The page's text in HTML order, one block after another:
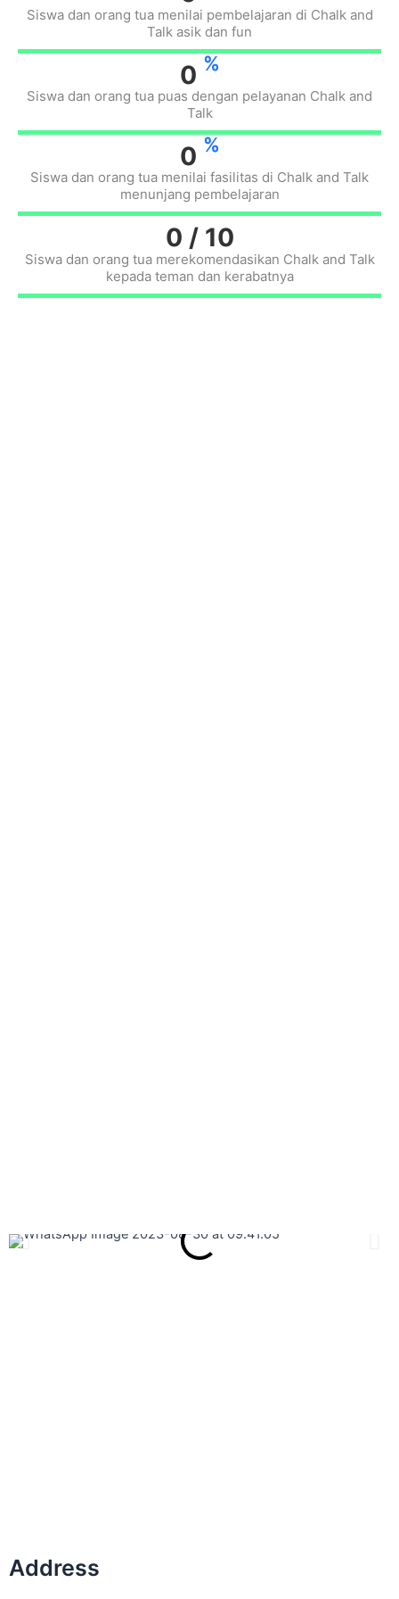
Siswa dan orang tua menilai pembelajaran di Chalk and
Talk asik dan fun
0 %
Siswa dan orang tua puas dengan pelayanan Chalk and
Talk
0 %
Siswa dan orang tua menilai fasilitas di Chalk and Talk
menunjang pembelajaran
0 / 10
Siswa dan orang tua merekomendasikan Chalk and Talk
kepada teman dan kerabatnya
Address